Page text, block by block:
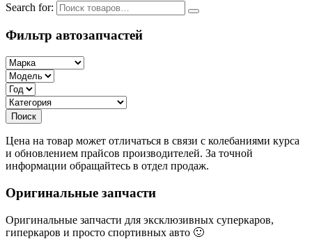
Search for:
Фильтр автозапчастей
Цена на товар может отличаться в связи с колебаниями курса
и обновлением прайсов производителей. За точной
информации обращайтесь в отдел продаж.
Оригинальные запчасти
Оригинальные запчасти для эксклюзивных суперкаров,
гиперкаров и просто спортивных авто 🙂